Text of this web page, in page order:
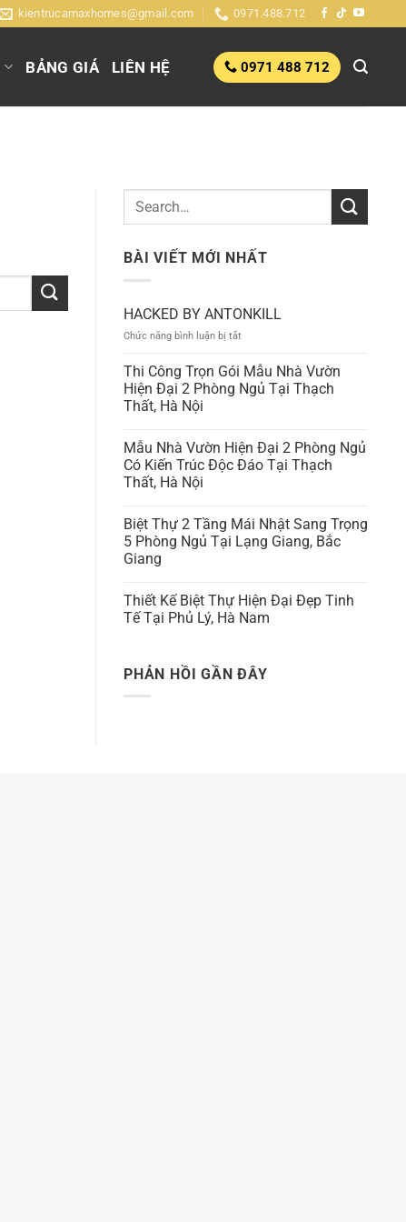
kientrucamaxhomes@gmail.com 0971.488.712
BẢNG GIÁ LIÊN HỆ 0971 488 712
BÀI VIẾT MỚI NHẤT
HACKED BY ANTONKILL
Chức năng bình luận bị tắt
BY
ANTONKILL
Thi Công Trọn Gói Mẫu Nhà Vườn
Hiện Đại 2 Phòng Ngủ Tại Thạch
Thất, Hà Nội
Mẫu Nhà Vườn Hiện Đại 2 Phòng Ngủ
Có Kiến Trúc Độc Đáo Tại Thạch
Thất, Hà Nội
Biệt Thự 2 Tầng Mái Nhật Sang Trọng
5 Phòng Ngủ Tại Lạng Giang, Bắc
Giang
Thiết Kế Biệt Thự Hiện Đại Đẹp Tinh
Tế Tại Phủ Lý, Hà Nam
PHẢN HỒI GẦN ĐÂY